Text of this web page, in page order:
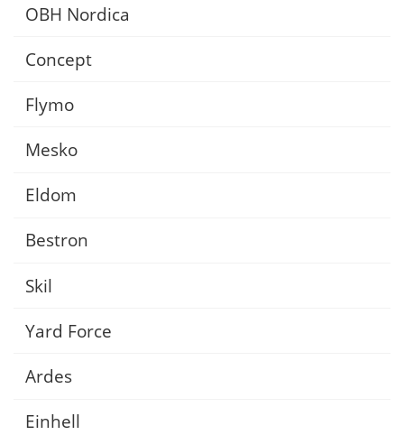
OBH Nordica
Concept
Flymo
Mesko
Eldom
Bestron
Skil
Yard Force
Ardes
Einhell